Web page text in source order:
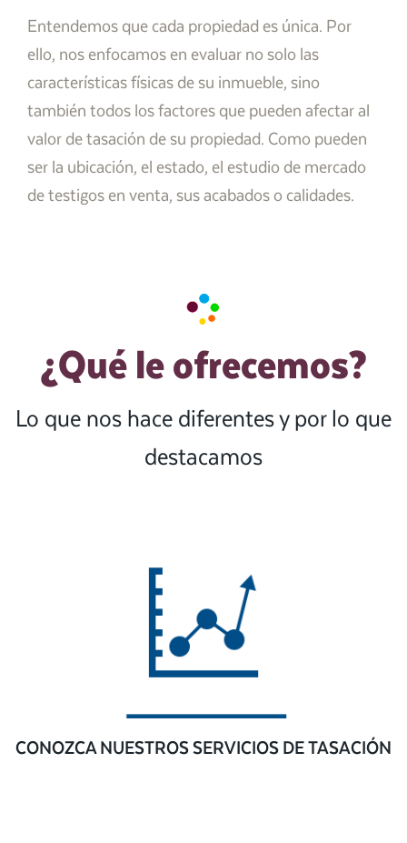
Entendemos que cada propiedad es única. Por
ello, nos enfocamos en evaluar no solo las
características físicas de su inmueble, sino
también todos los factores que pueden afectar al
valor de tasación de su propiedad. Como pueden
ser la ubicación, el estado, el estudio de mercado
de testigos en venta, sus acabados o calidades.
¿Qué le ofrecemos?
Lo que nos hace diferentes y por lo que
destacamos
CONOZCA NUESTROS SERVICIOS DE TASACIÓN